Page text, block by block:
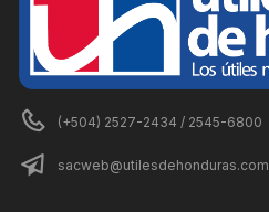
(+504) 2527-2434 / 2545-6800
sacweb@utilesdehonduras.com